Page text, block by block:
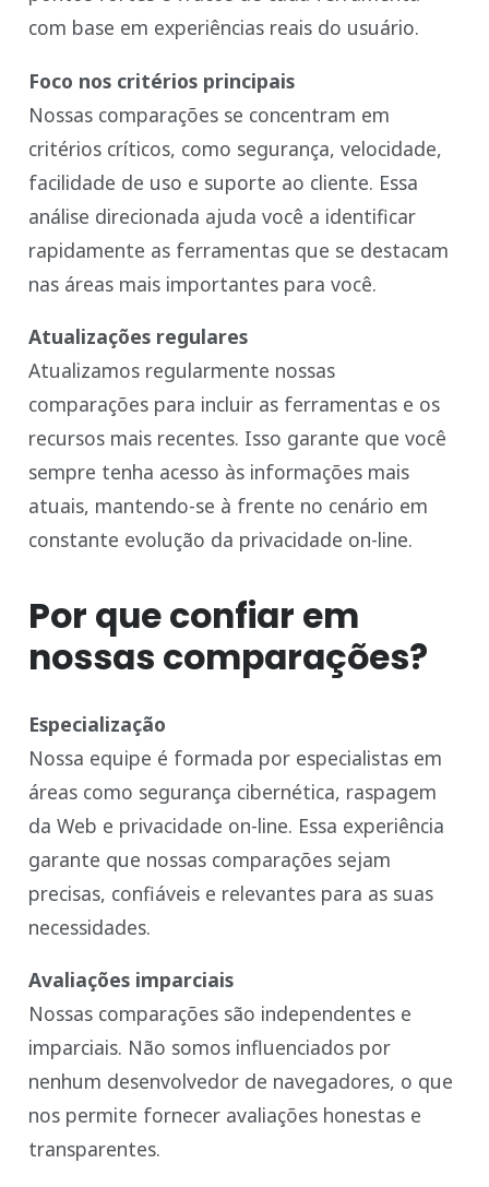
com base em experiências reais do usuário.
Foco nos critérios principais
Nossas comparações se concentram em
critérios críticos, como segurança, velocidade,
facilidade de uso e suporte ao cliente. Essa
análise direcionada ajuda você a identificar
rapidamente as ferramentas que se destacam
nas áreas mais importantes para você.
Atualizações regulares
Atualizamos regularmente nossas
comparações para incluir as ferramentas e os
recursos mais recentes. Isso garante que você
sempre tenha acesso às informações mais
atuais, mantendo-se à frente no cenário em
constante evolução da privacidade on-line.
Por que confiar em
nossas comparações?
Especialização
Nossa equipe é formada por especialistas em
áreas como segurança cibernética, raspagem
da Web e privacidade on-line. Essa experiência
garante que nossas comparações sejam
precisas, confiáveis e relevantes para as suas
necessidades.
Avaliações imparciais
Nossas comparações são independentes e
imparciais. Não somos influenciados por
nenhum desenvolvedor de navegadores, o que
nos permite fornecer avaliações honestas e
transparentes.